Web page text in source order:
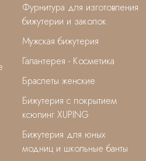
Фурнитура для изготовления
бижутерии и заколок
Мужская бижутерия
Галантерея - Косметика
Браслеты женские
Бижутерия с покрытием
ксюпинг XUPING
Бижутерия для юных
модниц и школьные банты